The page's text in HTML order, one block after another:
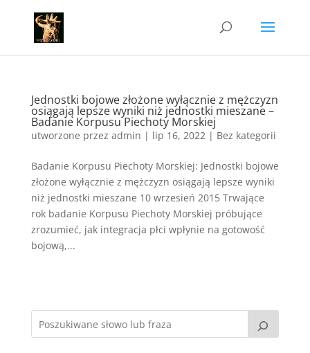
Jednostki bojowe złożone wyłącznie z mężczyzn
osiągają lepsze wyniki niż jednostki mieszane –
Badanie Korpusu Piechoty Morskiej
utworzone przez admin | lip 16, 2022| Bez kategorii
Badanie Korpusu Piechoty Morskiej: Jednostki bojowe
złożone wyłącznie z mężczyzn osiągają lepsze wyniki
niż jednostki mieszane 10 wrzesień 2015 Trwające
rok badanie Korpusu Piechoty Morskiej próbujące
zrozumieć, jak integracja płci wpłynie na gotowość
bojową,...